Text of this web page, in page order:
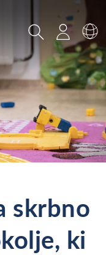
IskanjePrijava
skrbno
ki